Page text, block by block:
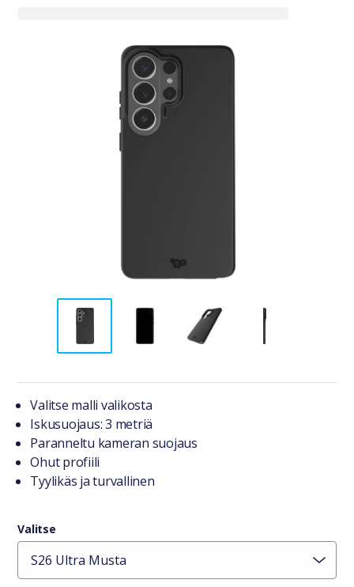
Tuotteesta lyhyesti
Valitse malli valikosta
Iskusuojaus: 3 metriä
Paranneltu kameran suojaus
Ohut profiili
Tyylikäs ja turvallinen
Valitse